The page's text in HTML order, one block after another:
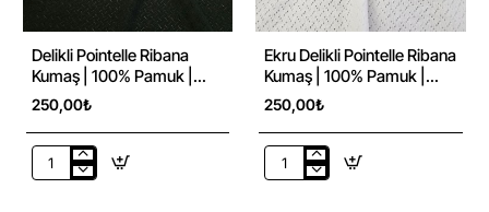
Delikli Pointelle Ribana
Kumaş | 100% Pamuk |
Siyah Çapraz Çizgi
250,00₺
Delikli
Ekru Delikli Pointelle Ribana
Kumaş | 100% Pamuk |
Model-12
250,00₺
Ekru